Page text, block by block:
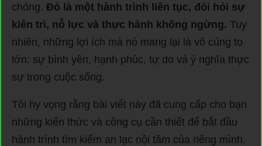
chóng. Đó là một hành trình liên tục, đòi hỏi sự
kiên trì, nỗ lực và thực hành không ngừng. Tuy
nhiên, những lợi ích mà nó mang lại là vô cùng to
lớn: sự bình yên, hạnh phúc, tự do và ý nghĩa thực
sự trong cuộc sống.
Tôi hy vọng rằng bài viết này đã cung cấp cho bạn
những kiến thức và công cụ cần thiết để bắt đầu
hành trình tìm kiếm an lạc nội tâm của riêng mình.